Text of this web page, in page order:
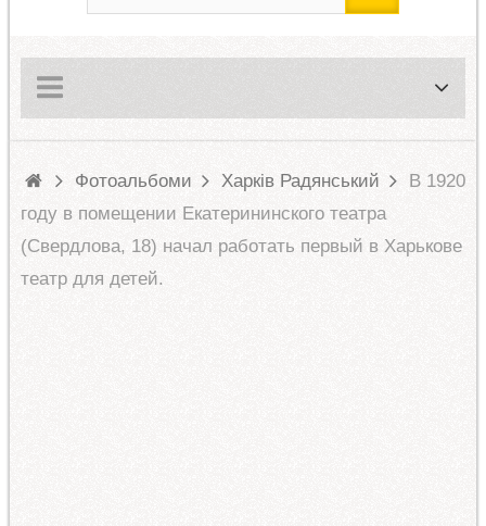
Фотоальбоми Харків Радянський
В 1920
году в помещении Екатерининского театра
(Свердлова, 18) начал работать первый в Харькове
театр для детей.